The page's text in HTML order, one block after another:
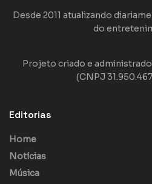
Desde 2011 atualizando
do
Projeto criado e
(CNPJ
Editorias
Home
Notícias
Música